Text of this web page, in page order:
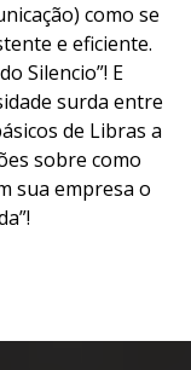
como se
e eficiente.
Silencio”! E
surda entre
de Libras a
sobre como
sua empresa o